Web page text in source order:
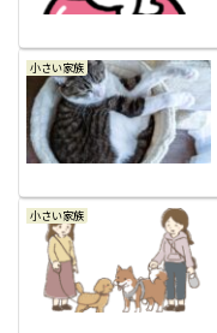
小さい家族
小さい家族